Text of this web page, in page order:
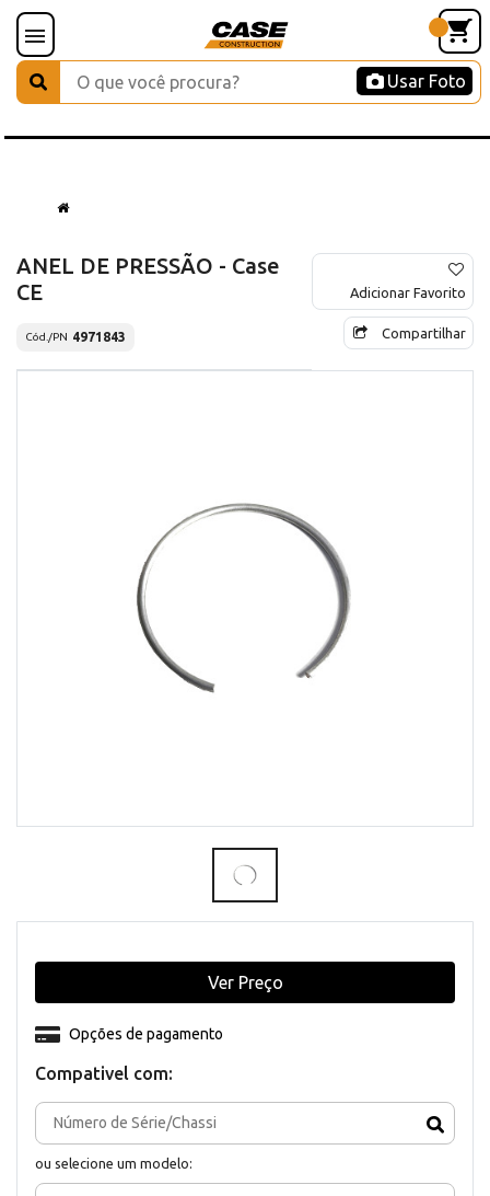
Usar Foto
ANEL DE PRESSÃO - Case
CE
Cód./PN 4971843
Adicionar Favorito
Compartilhar
Compativel com:
ou selecione um modelo:
Opções de pagamento
Ver Preço